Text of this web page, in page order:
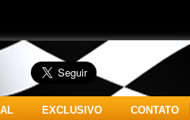
EXCLUSIVO CONTATO